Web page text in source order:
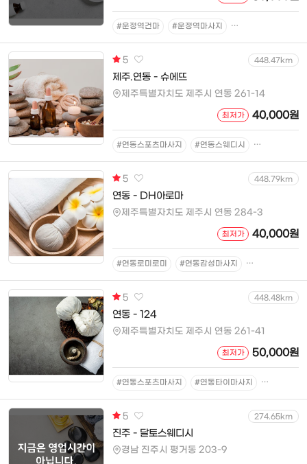
#운정역건마 #운정역마사지 #운정역스웨디시
5 448.47km
제주.연동 - 슈에뜨
제주특별자치도 제주시 연동 261-14
최저가 40,000원
#연동스포츠마사지 #연동스웨디시 #연동아로마
5 448.79km
연동 - DH아로마
제주특별자치도 제주시 연동 284-3
최저가 40,000원
#연동로미로미 #연동감성마사지 #연동아로마마
5 448.48km
연동 - 124
제주특별자치도 제주시 연동 261-41
최저가 50,000원
#연동스포츠마사지 #연동타이마사지 #연동건마
5 274.65km
진주 - 달토스웨디시
경남 진주시 평거동 203-9